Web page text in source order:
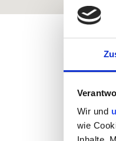
Wir und
wie